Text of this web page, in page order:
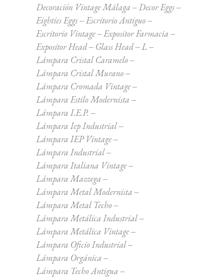
Decoración Vintage Málaga
Decor Eggs
Eighties Eggs
Escritorio Antiguo
Escritorio Vintage
Expositor Farmacia
Expositor Head
Glass Head
L
Lámpara Cristal Caramelo
Lámpara Cristal Murano
Lámpara Cromada Vintage
Lámpara Estilo Modernista
Lámpara I.E.P.
Lámpara Iep Industrial
Lámpara IEP Vintage
Lámpara Industrial
Lámpara Italiana Vintage
Lámpara Mazzega
Lámpara Metal Modernista
Lámpara Metal Techo
Lámpara Metálica Industrial
Lámpara Metálica Vintage
Lámpara Oficio Industrial
Lámpara Orgánica
Lámpara Techo Antigua